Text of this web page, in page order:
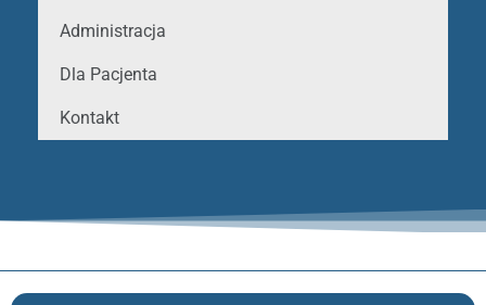
Administracja
Dla Pacjenta
Kontakt